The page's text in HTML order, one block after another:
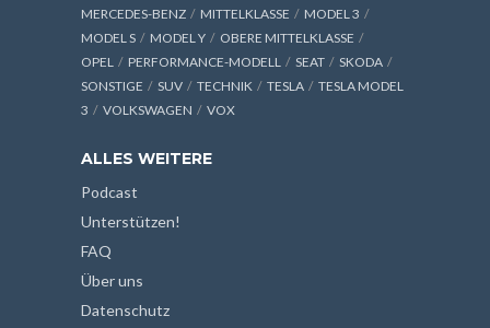
MERCEDES-BENZ
MITTELKLASSE
MODEL 3
MODEL S
MODEL Y
OBERE MITTELKLASSE
OPEL
PERFORMANCE-MODELL SEAT
SKODA
SONSTIGE
SUV TECHNIK TESLA
TESLA MODEL
3
VOLKSWAGEN VOX
ALLES WEITERE
Podcast
Unterstützen!
FAQ
Über uns
Datenschutz